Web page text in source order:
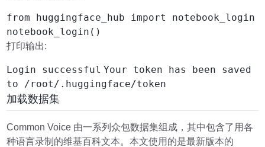
from huggingface_hub import notebook_login
notebook_login()
打印输出:
Login successful Your token has been saved
to /root/.huggingface/token
加载数据集
Common Voice 由一系列众包数据集组成，其中包含了用各
种语言录制的维基百科文本。本文使用的是最新版本的